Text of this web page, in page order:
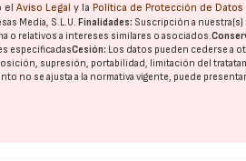
elAviso Legal y la Política de Protección de Datos
Media, S.L.U. Finalidades: Suscripción a
o relativos a intereses similares o asociados.
especificadasCesión: Los datos pueden cederse a
supresión, portabilidad, limitación del
no se ajusta a la normativa vigente, puede